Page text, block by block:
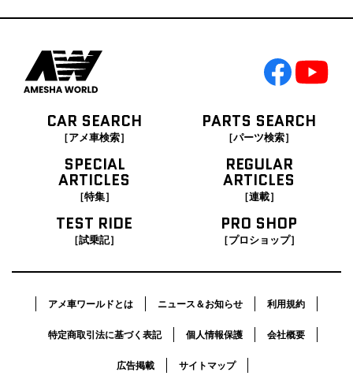
CAR SEARCH
［アメ車検索］
PARTS SEARCH
［パーツ検索］
SPECIAL
ARTICLES
［特集］
REGULAR
ARTICLES
［連載］
TEST RIDE
［試乗記］
PRO SHOP
［プロショップ］
アメ車ワールドとは ニュース＆お知らせ 利用規約
特定商取引法に基づく表記 個人情報保護 会社概要
広告掲載 サイトマップ